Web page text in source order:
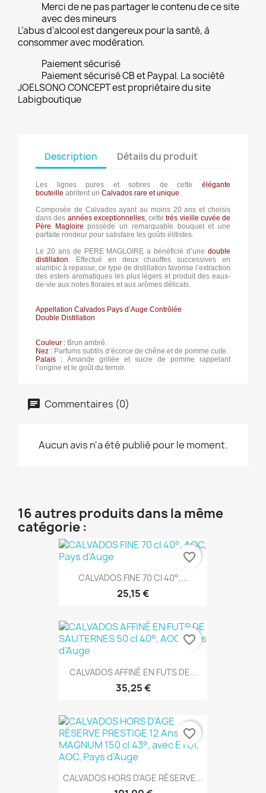
Merci de ne pas partager le contenu de ce site
avec des mineurs
L’abus d’alcool est dangereux pour la santé, à
consommer avec modération.
Paiement sécurisé
Paiement sécurisé CB et Paypal. La société
JOELSONO CONCEPT est propriétaire du site
Labigboutique
Description Détails du produit
Les lignes pures et sobres de cette élégante
bouteille abritent un Calvados rare et unique.
Composée de Calvados ayant au moins 20 ans et choisis
dans des années exceptionnelles, cettetrès vieille cuvée de
Père Magloire possède un remarquable bouquet et une
parfaite rondeur pour satisfaire les goûts élitistes.
Le 20 ans de PERE MAGLOIRE a bénéficié d’une double
distillation. Effectué en deux chauffes successives en
alambic à repasse, ce type de distillation favorise l’extraction
des esters aromatiques les plus légers et produit des eaux-
de-vie aux notes florales et aux arômes délicats.
Appellation Calvados Pays d’Auge Contrôlée
Double Distillation
Couleur : Brun ambré.
Nez : Parfums subtils d’écorce de chêne et de pomme cuite.
Palais : Amande grillée et sucre de pomme rappelant
l’origine et le goût du terroir.
Commentaires (0)
Aucun avis n'a été publié pour le moment.
16 autres produits dans la même
catégorie :
CALVADOS FINE 70 Cl 40°,...
25,15 €
favorite_border
CALVADOS AFFINÉ EN FUTS DE...
35,25 €
favorite_border
CALVADOS HORS D'AGE RÉSERVE...
favorite_border